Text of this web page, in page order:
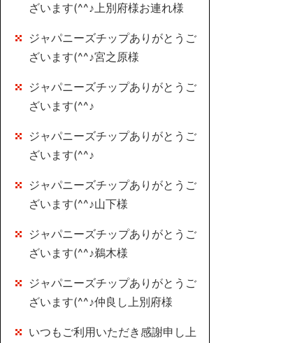
ざいます(^^♪上別府様お連れ様
ジャパニーズチップありがとうご
ざいます(^^♪宮之原様
ジャパニーズチップありがとうご
ざいます(^^♪
ジャパニーズチップありがとうご
ざいます(^^♪
ジャパニーズチップありがとうご
ざいます(^^♪山下様
ジャパニーズチップありがとうご
ざいます(^^♪鵜木様
ジャパニーズチップありがとうご
ざいます(^^♪仲良し上別府様
いつもご利用いただき感謝申し上